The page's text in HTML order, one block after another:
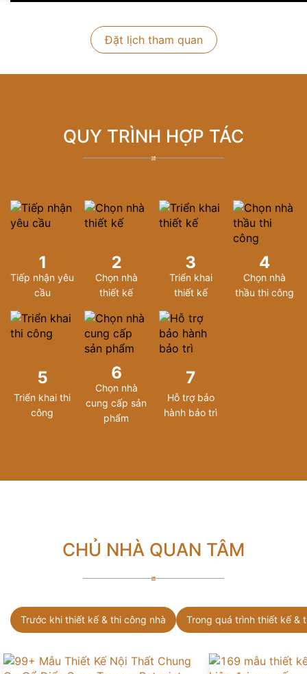
Đặt lịch tham quan
QUY TRÌNH HỢP TÁC
1
Tiếp nhận yêu
cầu
2
Chọn nhà
thiết kế
3
Triển khai
thiết kế
4
Chọn nhà
thầu thi công
5
Triển khai thi
công
6
Chọn nhà
cung cấp sản
phẩm
7
Hỗ trợ bảo
hành bảo trì
CHỦ NHÀ QUAN TÂM
Trước khi thiết kế & thi công nhà Trong quá trình thiết kế &